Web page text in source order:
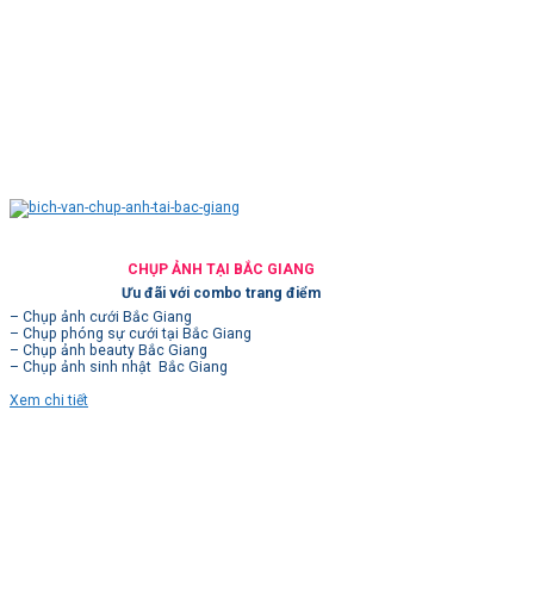
CHỤP ẢNH TẠI BẮC GIANG
Ưu đãi với combo trang điểm
– Chụp ảnh cưới Bắc Giang
– Chụp phóng sự cưới tại Bắc Giang
– Chụp ảnh beauty Bắc Giang
– Chụp ảnh sinh nhật Bắc Giang
Xem chi tiết